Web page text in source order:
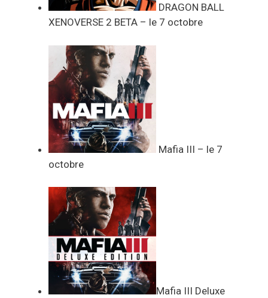
DRAGON BALL
XENOVERSE 2 BETA – le 7 octobre
Mafia III – le 7
octobre
Mafia III Deluxe